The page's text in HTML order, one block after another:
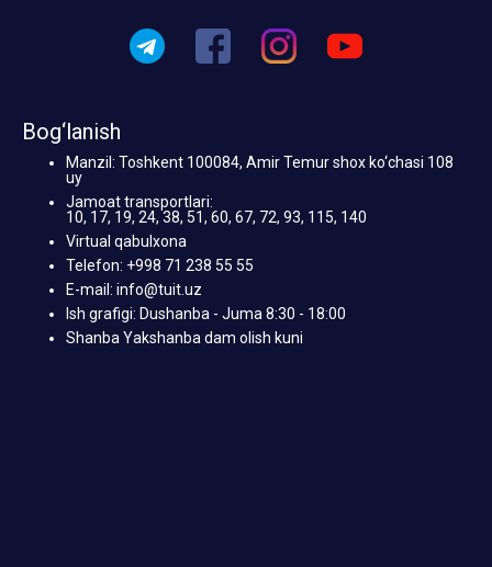
Bog‘lanish
Manzil: Toshkent 100084, Amir Temur shox ko‘chasi 108
uy
Jamoat transportlari:
10, 17, 19, 24, 38, 51, 60, 67, 72, 93, 115, 140
Virtual qabulxona
Telefon: +998 71 238 55 55
E-mail: info@tuit.uz
Ish grafigi: Dushanba - Juma 8:30 - 18:00
Shanba Yakshanba dam olish kuni